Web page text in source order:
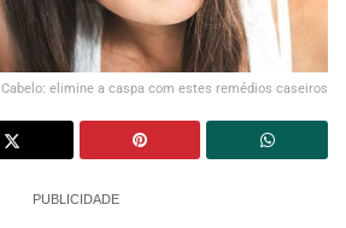
Cabelo: elimine a caspa com estes remédios caseiros
PUBLICIDADE